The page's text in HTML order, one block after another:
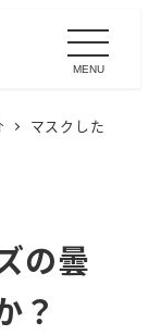
MENU
マスクした
の曇
？